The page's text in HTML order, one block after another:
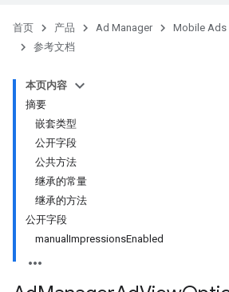
首页 产品 Ad Manager Mobile Ads
参考文档
本页内容
摘要
嵌套类型
公开字段
公共方法
继承的常量
继承的方法
公开字段
manualImpressionsEnabled